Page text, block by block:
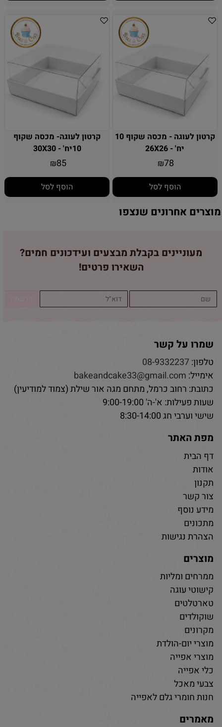
קרטון לעוגה - מכסה שקוף 10
יח' - 26X26
₪78
הוסף לסל
קרטון לעוגה- מכסה שקוף
10יח' - 30X30
₪85
הוסף לסל
מוצרים אחרונים שנצפו
מעוניינים בקבלת מבצעים ועידכונים חמים?
השאירו פרטים!
שמרו על קשר
טלפון:08-9332237
אימייל: bakeandcake33@gmail.com
כתובת: רחוב כרמל, מתחם מגה אור שילת (צמוד למודיעין)
שעות פעילות: א'-ה' 9:00-19:00
שישי וערבי חג 8:30-14:00
מפת האתר
דף הבית
אודות
תקנון
צור קשר
מידע נוסף
מתכונים
הצהרת נגישות
מוצרים
ממרחים ומליות
קישוטי עוגה
טארטלטים
שוקולדים
מקרונים
מוצרי יום-הולדת
מוצרי אפייה
כלי אפייה
צבעי מאכל
חנות חומרי גלם לאפייה
מאמרים